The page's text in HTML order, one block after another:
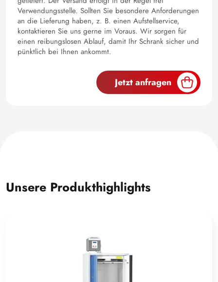
Verwendungsstelle. Sollten Sie besondere Anforderungen
an die Lieferung haben, z. B. einen Aufstellservice,
kontaktieren Sie uns gerne im Voraus. Wir sorgen für
einen reibungslosen Ablauf, damit Ihr Schrank sicher und
pünktlich bei Ihnen ankommt.
Jetzt anfragen
Unsere Produkthighlights